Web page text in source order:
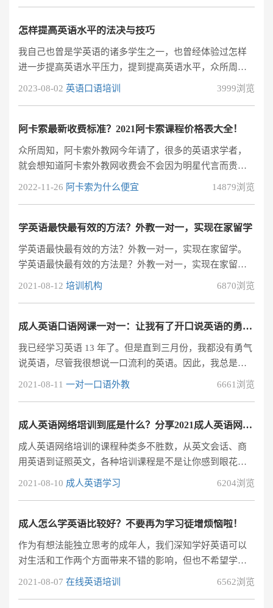
一家，在成人英语培训这块做得挺不错的，这家叫阿卡索
怎样提高英语水平的法决与技巧
我自己也曾是学英语的诸多学生之一，也曾经体验过怎样
进一步提高英语水平压力，提到提高英语水平，众所周知
学习需求好一点的方式和方法的，同时由于大多数人觉得
成绩无法得到有效提升的，可是许多人烦扰没有合适的法
2023-08-02 英语口语培训 3999浏览
阿卡索最新收费标准？2021阿卡索课程价格表大全！
众所周知，阿卡索外教网今年请了，很多的英语求学者，
就会想知道阿卡索外教网收费会不会因为明星代言而贵起
来，其实要知道阿卡索收费是符合中国现代教育收费标准
2022-11-26 阿卡索为什么便宜 14879浏览
学英语最快最有效的方法？外教一对一，实现在家留学
学英语最快最有效的方法？外教一对一，实现在家留学。
学英语最快最有效的方法是？外教一对一，实现在家留学
也有可能。不知不觉，参加阿卡索课程到2010年4月就满一
持续学习是很重要的学英语最快最有效的方法？外教一对
2021-08-12 培训机构 6870浏览
成人英语口语网课一对一：让我有了开口说英语的勇气和热情
我已经学习英语 13 年了。但是直到三月份，我都没有勇气
说英语，尽管我很想说一口流利的英语。因此，我总是对
自己的英语能力感到沮丧。
2021-08-11 一对一口语外教 6661浏览
成人英语网络培训到底是什么？分享2021成人英语网络培训
成人英语网络培训的课程种类多不胜数，从英文会话、商
用英语到证照英文，各种培训课程是不是让你感到眼花缭
乱呢？ 你的烦恼我们都受到了，这篇「成人英语网络培
2021-08-10 成人英语学习 6204浏览
成人怎么学英语比较好？不要再为学习徒增烦恼啦！
作为有想法能独立思考的成年人，我们深知学好英语可以
对生活和工作两个方面带来不错的影响，但也不希望学习
会变成压力，因为本来就已经忙得不可抽身。 工作？学
2021-08-07 在线英语培训 6562浏览